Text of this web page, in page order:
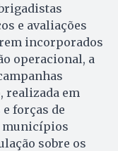
e avaliações
incorporados
operacional, a
realizada em
forças de
municípios
sobre os